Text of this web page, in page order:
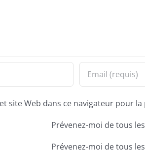
site Web dans ce navigateur pour
Prévenez-moi de tous
Prévenez-moi de tous